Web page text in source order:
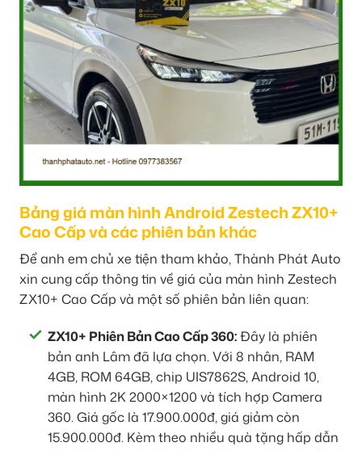
Bảng giá màn hình Android Zestech ZX10+
Cao Cấp và các phiên bản khác
Để anh em chủ xe tiện tham khảo, Thành Phát Auto
xin cung cấp thông tin về giá của màn hình Zestech
ZX10+ Cao Cấp và một số phiên bản liên quan:
ZX10+ Phiên Bản Cao Cấp 360:Đây là phiên
bản anh Lâm đã lựa chọn. Với 8 nhân, RAM
4GB, ROM 64GB, chip UIS7862S, Android 10,
màn hình 2K 2000×1200 và tích hợp Camera
360. Giá gốc là 17.900.000đ, giá giảm còn
15.900.000đ. Kèm theo nhiều quà tặng hấp dẫn